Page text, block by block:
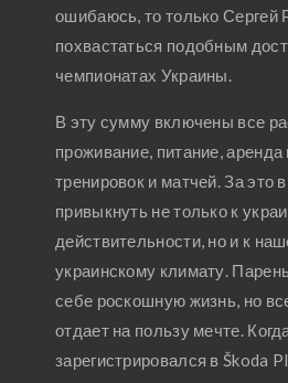
ошибаюсь, то только Сергей
похвастаться подобным
чемпионатах Украины.
В эту сумму включены все
проживание, питание,
тренировок и матчей. За это
привыкнуть не только к
действительности, но и к
украинскому климату.
себе роскошную жизнь, но
отдает на пользу мечте.
зарегистрировался в Škoda